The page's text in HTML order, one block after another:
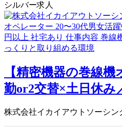
シルバー求人
【精密機器の巻線
勤or2交替×土日休み
株式会社イカイアウトソーシン